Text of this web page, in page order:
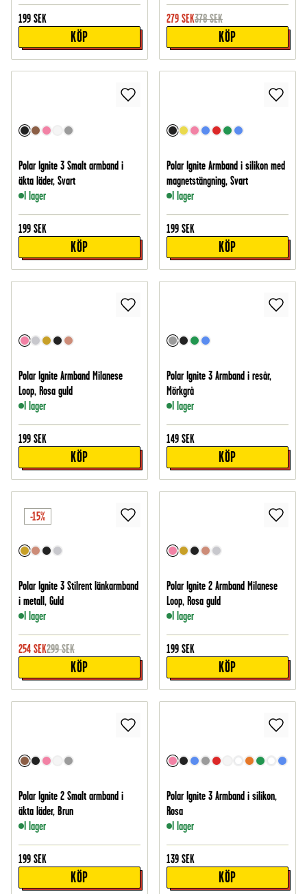
199 SEK
KÖP
279 SEK378 SEK
KÖP
Polar Ignite 3 Smalt armband i
äkta läder, Svart
I lager
199 SEK
KÖP
Polar Ignite Armband i silikon med
magnetstängning, Svart
I lager
199 SEK
KÖP
Polar Ignite Armband Milanese
Loop, Rosa guld
I lager
199 SEK
KÖP
Polar Ignite 3 Armband i resår,
Mörkgrå
I lager
149 SEK
KÖP
-15%
Polar Ignite 3 Stilrent länkarmband
i metall, Guld
I lager
254 SEK299 SEK
KÖP
Polar Ignite 2 Armband Milanese
Loop, Rosa guld
I lager
199 SEK
KÖP
Polar Ignite 2 Smalt armband i
äkta läder, Brun
I lager
199 SEK
KÖP
Polar Ignite 3 Armband i silikon,
Rosa
I lager
139 SEK
KÖP